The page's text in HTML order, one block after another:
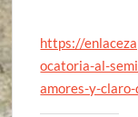
https://
ocatoria-al-
amores-y-